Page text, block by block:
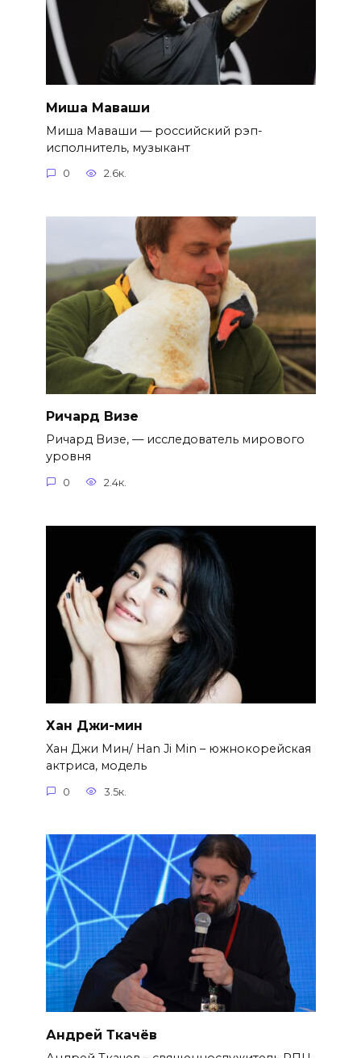
Миша Маваши
Миша Маваши — российский рэп-
исполнитель, музыкант
0 2.6к.
Ричард Визе
Ричард Визе, — исследователь мирового
уровня
0 2.4к.
Хан Джи-мин
Хан Джи Мин/ Han Ji Min – южнокорейская
актриса, модель
0 3.5к.
Андрей Ткачёв